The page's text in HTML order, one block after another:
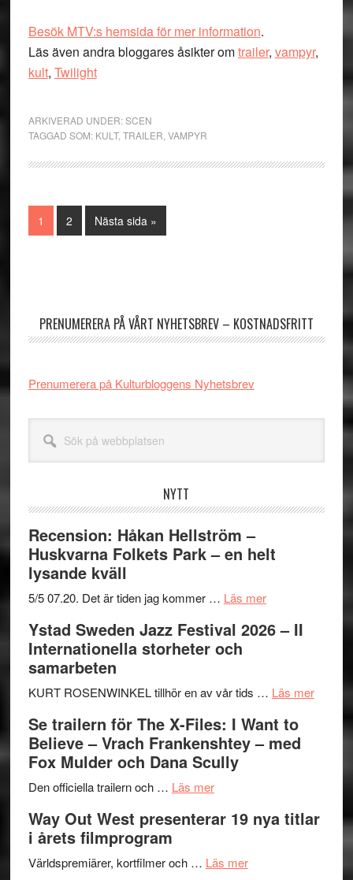
Besök MTV:s hemsida för mer information.
Läs även andra bloggares åsikter omtrailer, vampyr,
kult, Twilight
ARKIVERAD UNDER:SCEN
TAGGAD SOM: KULT, TRAILER VAMPYR
Sida
1 Sida
2
Go
to
Nästa sida »
PRENUMERERA PÅ VÅRT NYHETSBREV – KOSTNADSFRITT
Prenumerera på Kulturbloggens Nyhetsbrev
webbplatsen
NYTT
Recension: Håkan Hellström –
Huskvarna Folkets Park – en helt
lysande kväll
5/5 07.20. Det är tiden jag kommer … Läs merom
Håkan
Huskvarna
Park
–
kväll
Ystad Sweden Jazz Festival 2026 – II
Internationella storheter och
samarbeten
KURT ROSENWINKEL tillhör en av vår tids … Läs merom
II
Se trailern för The X-Files: I Want to
Believe – Vrach Frankenshtey – med
Fox Mulder och Dana Scully
Den officiella trailern och … Läs merom
trailern
The
Way Out West presenterar 19 nya titlar
i årets filmprogram
Världspremiärer, kortfilmer och … Läs merom